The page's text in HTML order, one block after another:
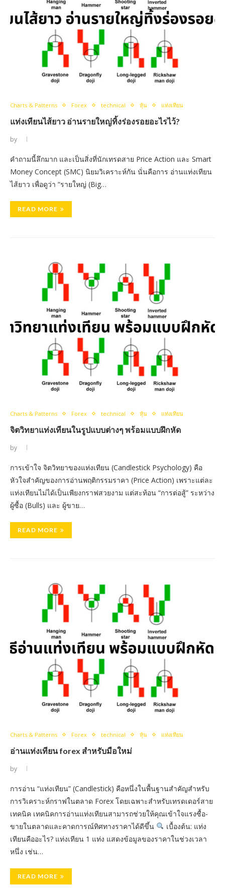
Charts & Patterns Forex technical หุ้น แท่งเทียน
แท่งเทียนไส้ยาว อ่านรายใหญ่ทิ้งร่องรอยอะไรไว้?
by
คำถามนี้ลึกมาก และเป็นสิ่งที่นักเทรดสาย Price Action และ Smart
Money Concept (SMC) นิยมวิเคราะห์กัน นั่นคือการ อ่านแท่งเทียน
ไส้ยาว เพื่อดูว่า “รายใหญ่ (Big…
READ MORE
Charts & Patterns Forex technical หุ้น แท่งเทียน
จิตวิทยาแท่งเทียนในรูปแบบต่างๆ พร้อมแบบฝึกหัด
by
การเข้าใจ จิตวิทยาของแท่งเทียน (Candlestick Psychology) คือ
หัวใจสำคัญของการอ่านพฤติกรรมราคา (Price Action) เพราะแต่ละ
แท่งเทียนไม่ได้เป็นเพียงกราฟสวยงาม แต่สะท้อน “การต่อสู้” ระหว่าง
ผู้ซื้อ (Bulls) และ ผู้ขาย…
READ MORE
Charts & Patterns Forex technical หุ้น แท่งเทียน
อ่านแท่งเทียน forex สำหรับมือใหม่
by
การอ่าน “แท่งเทียน” (Candlestick) คือหนึ่งในพื้นฐานสำคัญสำหรับ
การวิเคราะห์กราฟในตลาด Forex โดยเฉพาะสำหรับเทรดเดอร์สาย
เทคนิค เทคนิคการอ่านแท่งเทียนสามารถช่วยให้คุณเข้าใจแรงซื้อ-
ขายในตลาดและคาดการณ์ทิศทางราคาได้ดีขึ้น
เบื้องต้น: แท่ง
เทียนคืออะไร? แท่งเทียน 1 แท่ง แสดงข้อมูลของราคาในช่วงเวลา
หนึ่ง เช่น…
READ MORE